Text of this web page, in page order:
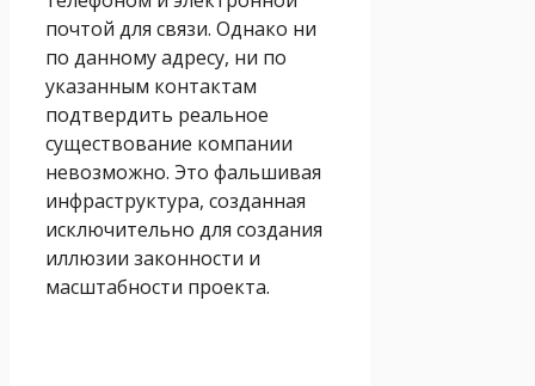
почтой для связи. Однако ни
по данному адресу, ни по
указанным контактам
подтвердить реальное
существование компании
невозможно. Это фальшивая
инфраструктура, созданная
исключительно для создания
иллюзии законности и
масштабности проекта.